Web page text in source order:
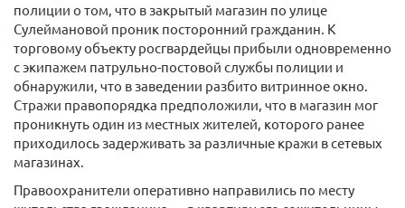
полиции о том, что в закрытый магазин по улице
Сулеймановой проник посторонний гражданин. К
торговому объекту росгвардейцы прибыли одновременно
с экипажем патрульно-постовой службы полиции и
обнаружили, что в заведении разбито витринное окно.
Стражи правопорядка предположили, что в магазин мог
проникнуть один из местных жителей, которого ранее
приходилось задерживать за различные кражи в сетевых
магазинах.
Правоохранители оперативно направились по месту